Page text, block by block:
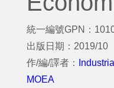
統一編號GPN：
出版日期：2019/10
作/編/譯者：
MOEA